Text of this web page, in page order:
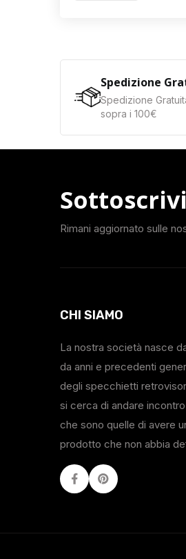
Spedizione
Spedizione
sopra i 100€
Sottoscrivi
Rimani aggiornato sulle
CHI SIAMO
La nostra società nasce
da anni e precedenti
degli specchietti
si cerca di andare
che sono quelle di avere
prodotto che non abbia
FacebookYoutube